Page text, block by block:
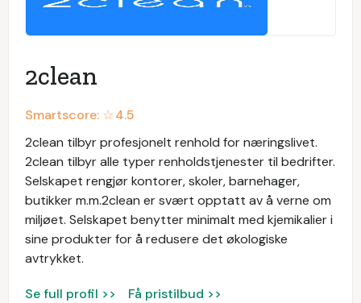
2clean
Smartscore: ☆4.5
2clean tilbyr profesjonelt renhold for næringslivet.
2clean tilbyr alle typer renholdstjenester til bedrifter.
Selskapet rengjør kontorer, skoler, barnehager,
butikker m.m.2clean er svært opptatt av å verne om
miljøet. Selskapet benytter minimalt med kjemikalier i
sine produkter for å redusere det økologiske
avtrykket.
Se full profil >> Få pristilbud >>